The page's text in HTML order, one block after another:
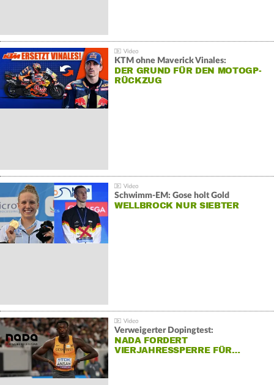
KTM ohne Maverick Vinales:
DER GRUND FÜR DEN MOTOGP-
RÜCKZUG
Schwimm-EM: Gose holt Gold
WELLBROCK NUR SIEBTER
Verweigerter Dopingtest:
NADA FORDERT
VIERJAHRESSPERRE FÜR…